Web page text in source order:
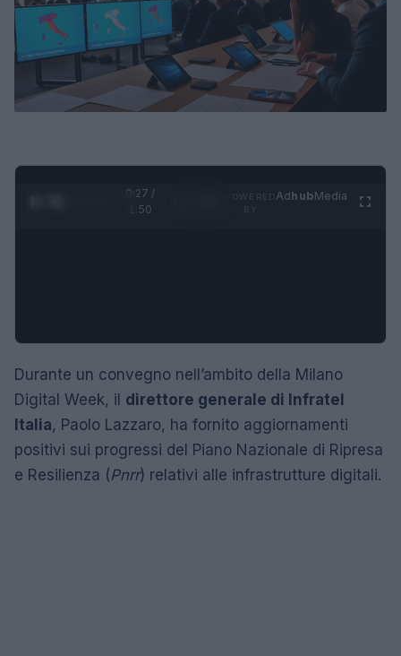
0:28 /
1:50
AdhubMedia
Durante un convegno nell’ambito della Milano
Digital Week, il direttore generale di Infratel
Italia, Paolo Lazzaro, ha fornito aggiornamenti
positivi sui progressi del Piano Nazionale di Ripresa
e Resilienza (Pnrr) relativi alle infrastrutture digitali.